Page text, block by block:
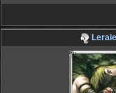
Leraie